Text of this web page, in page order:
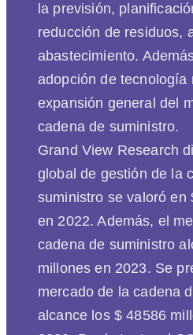
la previsión,
reducción de residuos,
abastecimiento.
adopción de tecnología
expansión general del
cadena de suministro.
Grand View Research
global de gestión de la
suministro se valoró en
en 2022. Además, el
cadena de suministro
millones en 2023. Se
mercado de la cadena
alcance los $ 48586